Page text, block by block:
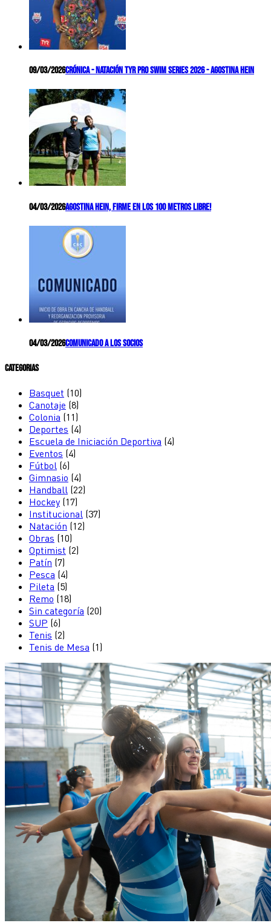
09/03/2026Crónica - Natación TYR Pro Swim Series 2026 - Agostina Hein
04/03/2026Agostina Hein, firme en los 100 metros libre!
04/03/2026Comunicado a los socios
Categorias
Basquet (10)
Canotaje (8)
Colonia (11)
Deportes (4)
Escuela de Iniciación Deportiva (4)
Eventos (4)
Fútbol (6)
Gimnasio (4)
Handball (22)
Hockey (17)
Institucional (37)
Natación (12)
Obras (10)
Optimist (2)
Patín (7)
Pesca (4)
Pileta (5)
Remo (18)
Sin categoría (20)
SUP (6)
Tenis (2)
Tenis de Mesa (1)